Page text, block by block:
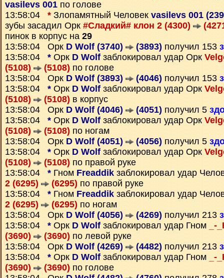
vasilevs 001 по голове
13:58:04 * Злопамятный Человек vasilevs 001
зубы засадил Орк #Сладкий# клон 2 (4300)
пинок в корпус на 29
13:58:04 Орк D Wolf (3740) (3893) получил 153
13:58:04 * Орк D Wolf заблокировал удар Орк
(5108)
(5108) по голове
13:58:04 Орк D Wolf (3893) (4046) получил 153
13:58:04 * Орк D Wolf заблокировал удар Орк
(5108)
(5108) в корпус
13:58:04 Орк D Wolf (4046) (4051) получил 5
13:58:04 * Орк D Wolf заблокировал удар Орк
(5108)
(5108) по ногам
13:58:04 Орк D Wolf (4051) (4056) получил 5
13:58:04 * Орк D Wolf заблокировал удар Орк
(5108)
(5108) по правой руке
13:58:04 * Гном Freaddik заблокировал удар
2 (6295)
(6295) по правой руке
13:58:04 * Гном Freaddik заблокировал удар
2 (6295)
(6295) по ногам
13:58:04 Орк D Wolf (4056) (4269) получил 213
13:58:04 * Орк D Wolf заблокировал удар Гном
_-
(3690)
(3690) по левой руке
13:58:04 Орк D Wolf (4269) (4482) получил 213
13:58:04 * Орк D Wolf заблокировал удар Гном
_-
(3690)
(3690) по голове